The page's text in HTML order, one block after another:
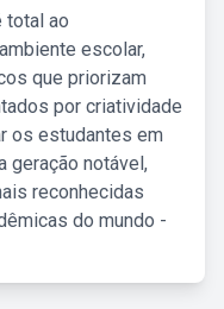
total ao
escolar,
que priorizam
por criatividade
os estudantes em
geração notável,
reconhecidas
do mundo -